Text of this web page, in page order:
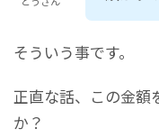
そういう事です。
正直な話、この金額
か？